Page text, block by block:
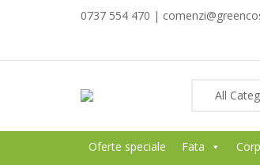
0737 554 470 |
Oferte speciale Fata Corp